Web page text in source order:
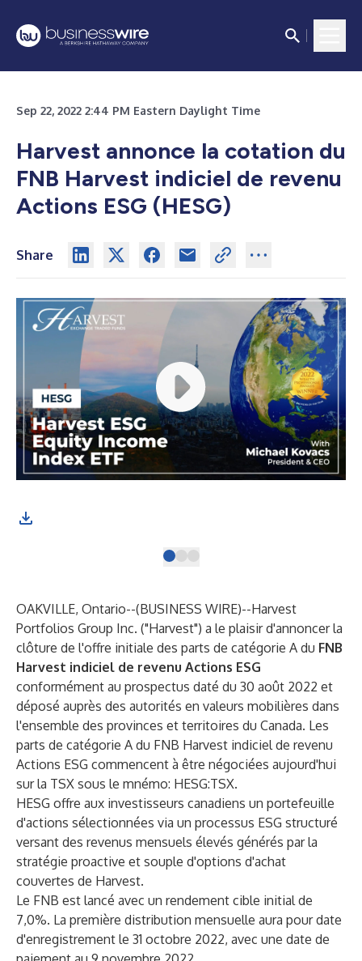
Sep 22, 2022 2:44 PM Eastern Daylight Time
Harvest annonce la cotation du
FNB Harvest indiciel de revenu
Actions ESG (HESG)
Share
OAKVILLE, Ontario--(BUSINESS WIRE)--Harvest
Portfolios Group Inc. ("Harvest") a le plaisir d'annoncer la
clôture de l'offre initiale des parts de catégorie A du FNB
Harvest indiciel de revenu Actions ESG
conformément au prospectus daté du 30 août 2022 et
déposé auprès des autorités en valeurs mobilières dans
l'ensemble des provinces et territoires du Canada. Les
parts de catégorie A du FNB Harvest indiciel de revenu
Actions ESG commencent à être négociées aujourd'hui
sur la TSX sous le mnémo: HESG:TSX.
HESG offre aux investisseurs canadiens un portefeuille
d'actions sélectionnées via un processus ESG structuré
versant des revenus mensuels élevés générés par la
stratégie proactive et souple d'options d'achat
couvertes de Harvest.
Le FNB est lancé avec un rendement cible initial de
7,0%. La première distribution mensuelle aura pour date
d'enregistrement le 31 octobre 2022, avec une date de